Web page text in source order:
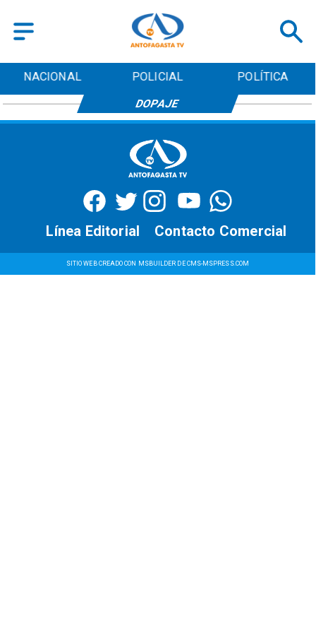
NACIONAL POLICIAL POLÍTICA
DOPAJE
SITIO WEB CREADO CON MSBUILDER DE CMS-MSPRESS.COM
Contacto Comercial
Línea Editorial